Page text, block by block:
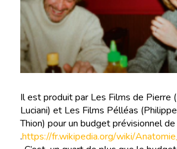
Il est produit par Les Films de Pierre
Luciani) et Les Films Pélléas
Thion) pour un budget prévisionnel
.https://fr.wikipedia.org/wiki/